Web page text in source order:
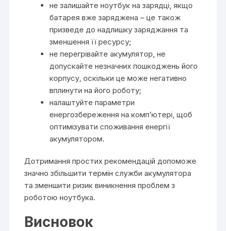
не залишайте ноутбук на зарядці, якщо
батарея вже заряджена – це також
призведе до надлишку заряджання та
зменшення її ресурсу;
не перегрівайте акумулятор, не
допускайте незначних пошкоджень його
корпусу, оскільки це може негативно
вплинути на його роботу;
налаштуйте параметри
енергозбереження на комп’ютері, щоб
оптимізувати споживання енергії
акумулятором.
Дотримання простих рекомендацій допоможе
значно збільшити термін служби акумулятора
та зменшити ризик виникнення проблем з
роботою ноутбука.
Висновок